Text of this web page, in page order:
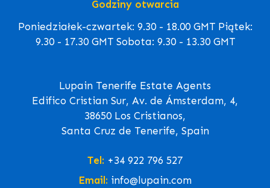
Godziny otwarcia
Poniedziałek-czwartek: 9.30 - 18.00 GMT Piątek:
9.30 - 17.30 GMT Sobota: 9.30 - 13.30 GMT
Lupain Tenerife Estate Agents
Edifico Cristian Sur, Av. de Ámsterdam, 4,
38650 Los Cristianos,
Santa Cruz de Tenerife, Spain
Tel: +34 922 796 527
Email: info@lupain.com